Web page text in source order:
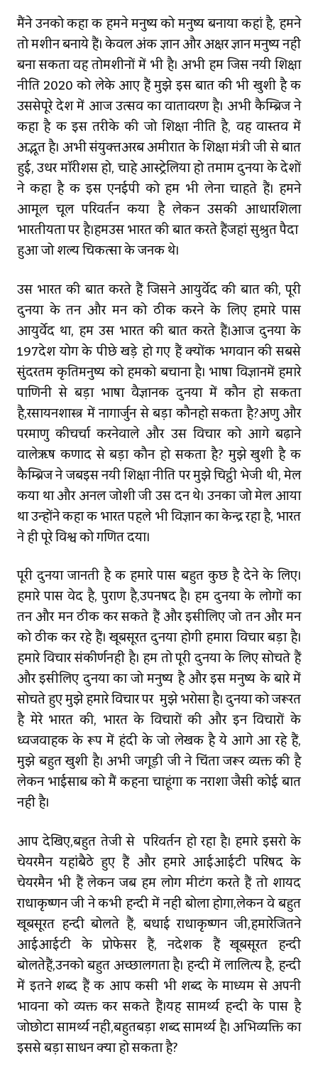
मैंने उनको कहा कि हमने मनुष्य को मनुष्य बनाया कहां है, हमने
तो मशीन बनाये हैं। केवल अंक ज्ञान और अक्षर ज्ञान मनुष्य नहीं
बना सकता वह तोमशीनों में भी है। अभी हम जिस नयी शिक्षा
नीति 2020 को लेके आए हैं मुझे इस बात की भी खुशी है कि
उससेपूरे देश में आज उत्सव का वातावरण है। अभी कैम्ब्रिज ने
कहा है कि इस तरीके की जो शिक्षा नीति है, वह वास्‍तव में
अद्भूत है। अभी संयुक्‍तअरब अमीरात के शिक्षा मंत्री जी से बात
हुई, उधर मॉरीशस हो, चाहे आस्ट्रेलिया हो तमाम दुनिया के देशों
ने कहा है कि इस एनईपी को हम भी लेना चाहते हैं। हमने
आमूल चूल परिवर्तन किया है लेकिन उसकी आधारशिला
भारतीयता पर है।हमउस भारत की बात करते हैंजहां सुश्रुत पैदा
हुआ जो शल्य चिकित्सा के जनक थे।
उस भारत की बात करते हैं जिसने आयुर्वेद की बात की, पूरी
दुनिया के तन और मन को ठीक करने के लिए हमारे पास
आयुर्वेद था, हम उस भारत की बात करते हैं।आज दुनिया के
197देश योग के पीछे खड़े हो गए हैं क्योंकि भगवान की सबसे
सुंदरतम कृतिमनुष्य को हमको बचाना है। भाषा विज्ञानमें हमारे
पाणिनी से बड़ा भाषा वैज्ञानिक दुनिया में कौन हो सकता
है,रसायनशास्त्र में नागार्जुन से बड़ा कौनहो सकता है?अणु और
परमाणु कीचर्चा करनेवाले और उस विचार को आगे बढ़ाने
वालेऋषि कणाद से बड़ा कौन हो सकता है? मुझे खुशी है कि
कैम्ब्रिज ने जबइस नयी शिक्षा नीति पर मुझे चिट्ठी भेजी थी, मेल
किया था और अनिल जोशी जी उस दिन थे। उनका जो मेल आया
था उन्होंने कहा कि भारत पहले भी विज्ञान का केन्द्र रहा है, भारत
ने ही पूरे विश्व को गणित दिया।
पूरी दुनिया जानती है कि हमारे पास बहुत कुछ है देने के लिए।
हमारे पास वेद है, पुराण है,उपनिषद है। हम दुनिया के लोगों का
तन और मन ठीक कर सकते हैं और इसीलिए जो तन और मन
को ठीक कर रहे हैं। खूबसूरत दुनिया होगी हमारा विचार बड़ा है।
हमारे विचार संकीर्णनहीं है। हम तो पूरी दुनिया के लिए सोचते हैं
और इसीलिए दुनिया का जो मनुष्य है और इस मनुष्य के बारे में
सोचते हुए मुझे हमारे विचार पर मुझे भरोसा है। दुनिया को जरूरत
है मेरे भारत की, भारत के विचारों की और इन विचारों के
ध्‍वजवाहक के रूप में हिंदी के जो लेखक है ये आगे आ रहे हैं,
मुझे बहुत खुशी है। अभी जगूड़ी जी ने चिंता जरूर व्यक्त की है
लेकिन भाईसाब को मैं कहना चाहूंगा कि निराशा जैसी कोई बात
नहीं है।
आप देखिए,बहुत तेजी से परिवर्तन हो रहा है। हमारे इसरो के
चेयरमैन यहांबैठे हुए हैं और हमारे आईआईटी परिषद के
चेयरमैन भी हैं लेकिन जब हम लोग मीटिंग करते हैं तो शायद
राधाकृष्णन जी ने कभी हिन्दी में नहीं बोला होगा,लेकिन वे बहुत
खूबसूरत हिन्दी बोलते हैं, बधाई राधाकृष्णन जी,हमारेजितने
आईआईटी के प्रोफेसर हैं, निदेशक हैं खूबसूरत हिन्दी
बोलतेहैं,उनको बहुत अच्छालगता है। हिन्दी में लालित्य है, हिन्दी
में इतने शब्द हैं कि आप किसी भी शब्द के माध्‍यम से अपनी
भावना को व्यक्त कर सकते हैं।यह सामर्थ्य हिन्दी के पास है
जोछोटा सामर्थ्‍य नहीं,बहुतबड़ा शब्द सामर्थ्य है। अभिव्यक्ति का
इससे बड़ा साधन क्या हो सकता है?